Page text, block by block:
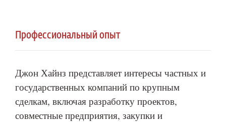
Профессиональный опыт
Джон Хайнз представляет интересы частных и
государственных компаний по крупным
сделкам, включая разработку проектов,
совместные предприятия, закупки и